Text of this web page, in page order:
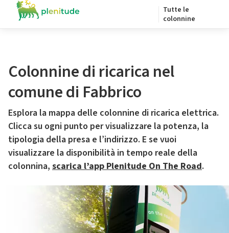
Tutte le
colonnine
Colonnine di ricarica nel
comune di Fabbrico
Esplora la mappa delle colonnine di ricarica elettrica.
Clicca su ogni punto per visualizzare la potenza, la
tipologia della presa e l’indirizzo. E se vuoi
visualizzare la disponibilità in tempo reale della
colonnina, scarica l’app Plenitude On The Road.